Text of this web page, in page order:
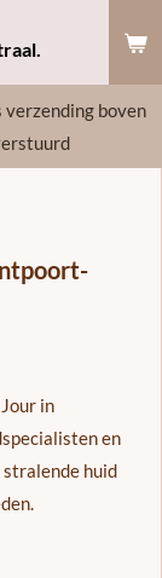
boven
in
en
huid